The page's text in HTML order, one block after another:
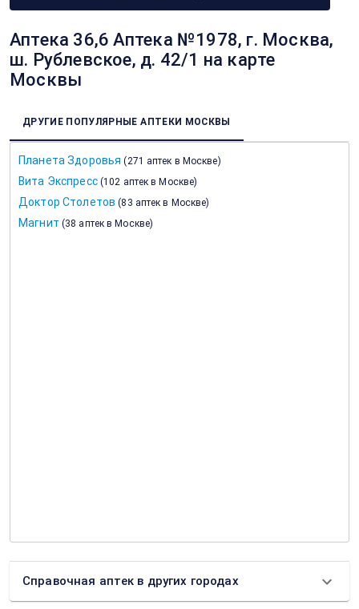
Аптека 36,6 Аптека №1978, г. Москва,
ш. Рублевское, д. 42/1 на карте
Москвы
ДРУГИЕ ПОПУЛЯРНЫЕ АПТЕКИ МОСКВЫ
Планета Здоровья (271 аптек в Москве)
Вита Экспресс (102 аптек в Москве)
Доктор Столетов (83 аптек в Москве)
Магнит (38 аптек в Москве)
Справочная аптек в других городах